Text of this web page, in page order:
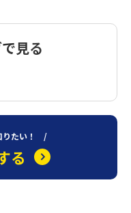
見る
りたい！ /
る